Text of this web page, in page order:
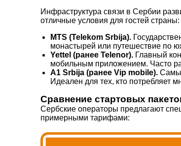
Инфраструктура связи в Сербии
отличные условия для гостей страны:
MTS (Telekom Srbija).
монастырей или путешествие по
Yettel (ранее Telenor). Главный
мобильным приложением. Часто
A1 Srbija (ранее Vip mobile).
Идеален для тех, кто потребляет
Сравнение стартовых
Сербские операторы предлагают
примерными тарифами: